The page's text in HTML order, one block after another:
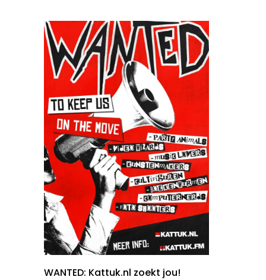
WANTED: Kattuk.nl zoekt jou!